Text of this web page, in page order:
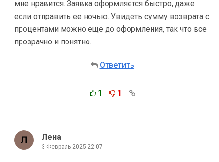
мне нравится. Заявка оформляется быстро, даже
если отправить ее ночью. Увидеть сумму возврата с
процентами можно еще до оформления, так что все
прозрачно и понятно.
Ответить
1 1
Лена
3 Февраль 2025 22:07